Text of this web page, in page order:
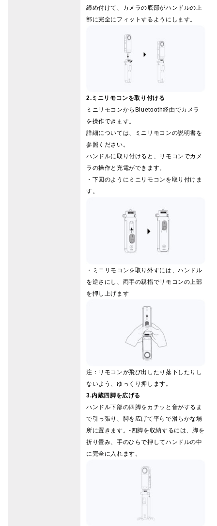
締め付けて、カメラの底部がハンドルの上
部に完全にフィットするようにします。
2.ミニリモコンを取り付ける
ミニリモコンからBluetooth経由でカメラ
を操作できます。
詳細については、ミニリモコンの説明書を
参照ください。
ハンドルに取り付けると、リモコンでカメ
ラの操作と充電ができます。
・下図のようにミニリモコンを取り付けま
す。
・ミニリモコンを取り外すには、ハンドル
を逆さにし、両手の親指でリモコンの上部
を押し上げます
注：リモコンが飛び出したり落下したりし
ないよう、ゆっくり押します。
3.内蔵四脚を広げる
ハンドル下部の四脚をカチッと音がするま
で引っ張り、脚を広げて平らで滑らかな場
所に置きます。-四脚を収納するには、脚を
折り畳み、手のひらで押してハンドルの中
に完全に入れます。